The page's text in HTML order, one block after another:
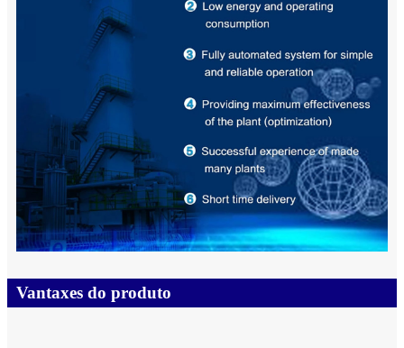
Vantaxes do produto